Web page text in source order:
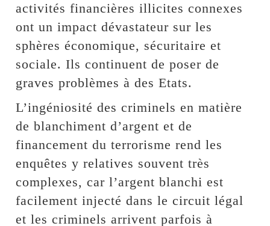
activités financières illicites connexes
ont un impact dévastateur sur les
sphères économique, sécuritaire et
sociale. Ils continuent de poser de
graves problèmes à des Etats.
L’ingéniosité des criminels en matière
de blanchiment d’argent et de
financement du terrorisme rend les
enquêtes y relatives souvent très
complexes, car l’argent blanchi est
facilement injecté dans le circuit légal
et les criminels arrivent parfois à